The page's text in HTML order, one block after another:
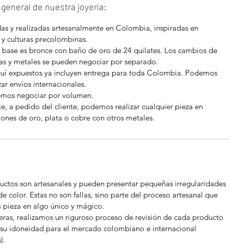
de nuestra joyería:
y realizadas artesanalmente en Colombia, inspiradas en
culturas precolombinas.
es bronce con baño de oro de 24 quilates. Los cambios de
y metales se pueden negociar por separado.
expuestos ya incluyen entrega para toda Colombia. Podemos
envíos internacionales.
negociar por volumen.
a pedido del cliente, podemos realizar cualquier pieza en
de oro, plata o cobre con otros metales.
son artesanales y pueden presentar pequeñas irregularidades
color. Estas no son fallas, sino parte del proceso artesanal que
pieza en algo único y mágico.
realizamos un riguroso proceso de revisión de cada producto
idoneidad para el mercado colombiano e internacional